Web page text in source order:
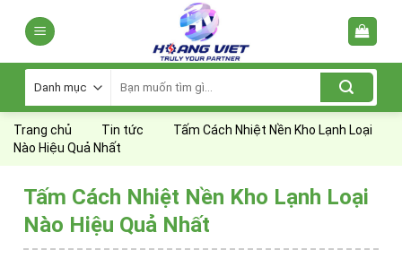
kiếm:
Trang chủ Tin tức
Tấm Cách Nhiệt Nền Kho Lạnh Loại
Nào Hiệu Quả Nhất
Tấm Cách Nhiệt Nền Kho Lạnh Loại
Nào Hiệu Quả Nhất